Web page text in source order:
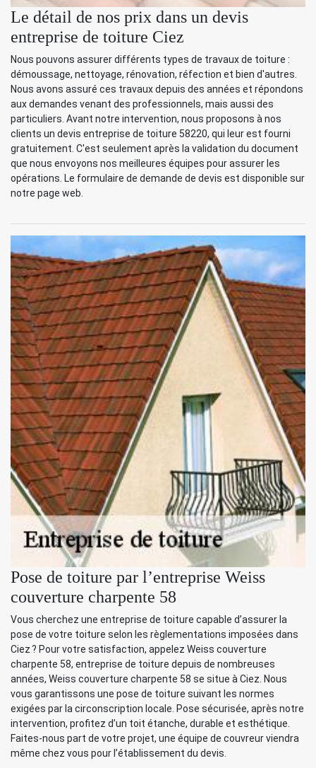
Le détail de nos prix dans un devis
entreprise de toiture Ciez
Nous pouvons assurer différents types de travaux de toiture :
démoussage, nettoyage, rénovation, réfection et bien d'autres.
Nous avons assuré ces travaux depuis des années et répondons
aux demandes venant des professionnels, mais aussi des
particuliers. Avant notre intervention, nous proposons à nos
clients un devis entreprise de toiture 58220, qui leur est fourni
gratuitement. C'est seulement après la validation du document
que nous envoyons nos meilleures équipes pour assurer les
opérations. Le formulaire de demande de devis est disponible sur
notre page web.
Pose de toiture par l’entreprise Weiss
couverture charpente 58
Vous cherchez une entreprise de toiture capable d’assurer la
pose de votre toiture selon les règlementations imposées dans
Ciez ? Pour votre satisfaction, appelez Weiss couverture
charpente 58, entreprise de toiture depuis de nombreuses
années, Weiss couverture charpente 58 se situe à Ciez. Nous
vous garantissons une pose de toiture suivant les normes
exigées par la circonscription locale. Pose sécurisée, après notre
intervention, profitez d’un toit étanche, durable et esthétique.
Faites-nous part de votre projet, une équipe de couvreur viendra
même chez vous pour l’établissement du devis.